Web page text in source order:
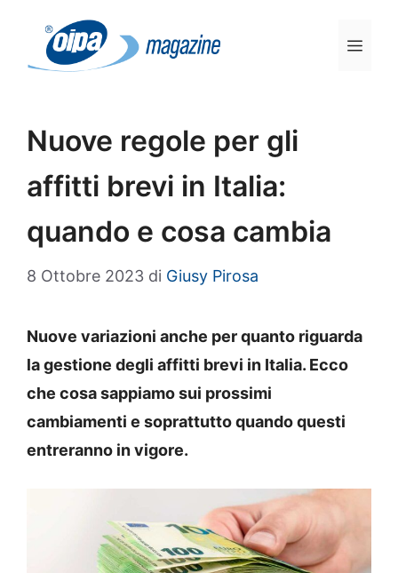
contenuto
Nuove regole per gli
affitti brevi in Italia:
quando e cosa cambia
8 Ottobre 2023 di Giusy Pirosa
Nuove variazioni anche per quanto riguarda
la gestione degli affitti brevi in Italia. Ecco
che cosa sappiamo sui prossimi
cambiamenti e soprattutto quando questi
entreranno in vigore.